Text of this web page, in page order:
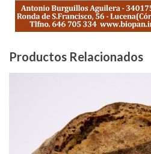
Productos Relacionados